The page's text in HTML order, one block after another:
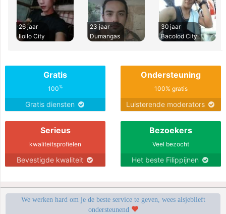
26 jaar
Iloilo City
23 jaar
Dumangas
30 jaar
Bacolod City
Gratis
100%
Gratis diensten
Ondersteuning
100% gratis
Luisterende moderators
Serieus
kwaliteitsprofielen
Bevestigde kwaliteit
Bezoekers
Veel bezocht
Het beste Filippijnen
We werken hard om je de beste service te geven, wees alsjeblieft
ondersteunend